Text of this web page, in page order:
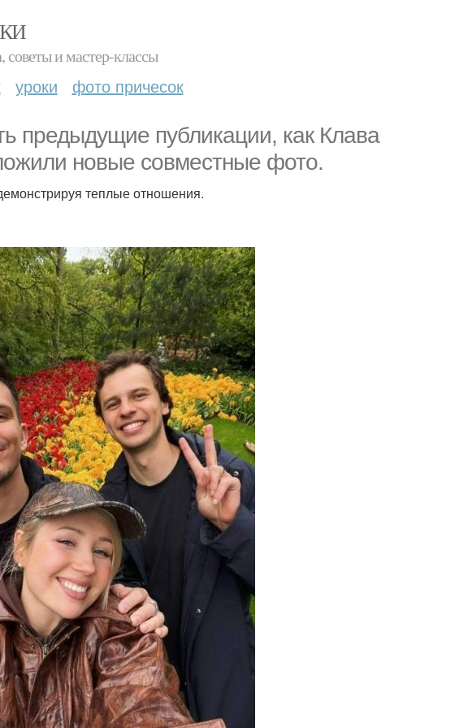
советы и мастер-классы
уроки фото причесок
предыдущие публикации, как Клава
новые совместные фото.
теплые отношения.